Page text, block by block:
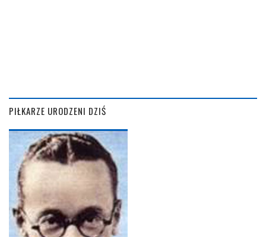
PIŁKARZE URODZENI DZIŚ